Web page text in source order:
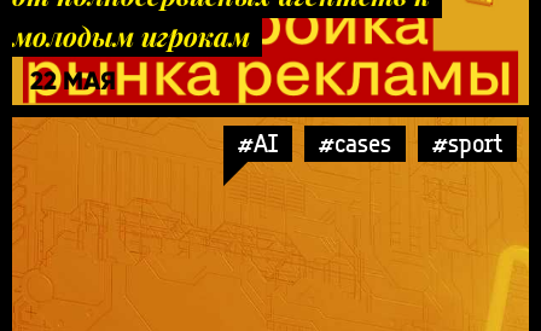
молодым игрокам
22 МАЯ
#AI #cases #sport